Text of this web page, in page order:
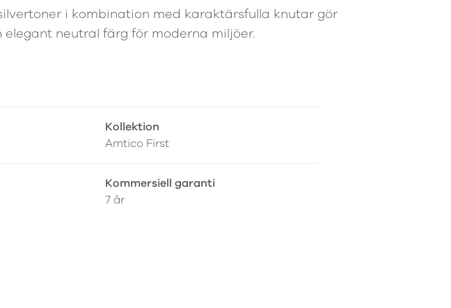
i kombination med karaktärsfulla knutar gör
elegant neutral färg för moderna miljöer.
Kollektion
Amtico First
Kommersiell garanti
7 år